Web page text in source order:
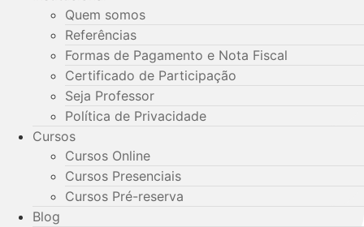
Quem somos
Referências
Formas de Pagamento e Nota Fiscal
Certificado de Participação
Seja Professor
Política de Privacidade
Cursos
Cursos Online
Cursos Presenciais
Cursos Pré-reserva
Blog